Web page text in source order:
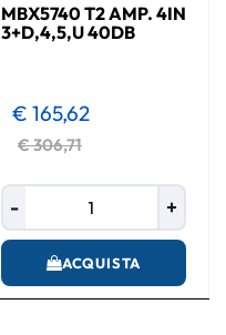
MBX5740 T2 AMP. 4IN
3+D,4,5,U 40DB
€ 306,71
€ 165,62
ACQUISTA